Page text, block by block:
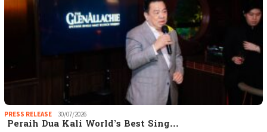
PRESS RELEASE 30/07/2026
Peraih Dua Kali World’s Best Sing…